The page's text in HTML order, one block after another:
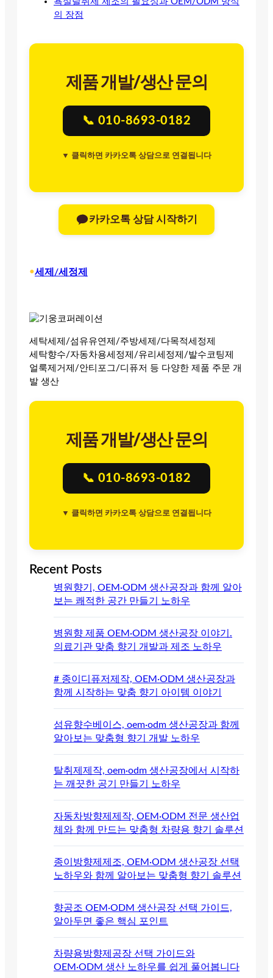
의 장점
제품 개발/생산 문의
📞 010-8693-0182
▼ 클릭하면 카카오톡 상담으로 연결됩니다
카카오톡 상담 시작하기
•세제/세정제
세탁세제/섬유유연제/주방세제/다목적세정제
세탁향수/자동차용세정제/유리세정제/발수코팅제
얼룩제거제/안티포그/디퓨저 등 다양한 제품 주문 개
발 생산
제품 개발/생산 문의
📞 010-8693-0182
▼ 클릭하면 카카오톡 상담으로 연결됩니다
Recent Posts
병원향기, OEM·ODM 생산공장과 함께 알아
보는 쾌적한 공간 만들기 노하우
병원향 제품 OEM·ODM 생산공장 이야기.
의료기관 맞춤 향기 개발과 제조 노하우
# 종이디퓨저제작, OEM·ODM 생산공장과
함께 시작하는 맞춤 향기 아이템 이야기
섬유향수베이스, oem·odm 생산공장과 함께
알아보는 맞춤형 향기 개발 노하우
탈취제제작, oem·odm 생산공장에서 시작하
는 깨끗한 공기 만들기 노하우
자동차방향제제작, OEM·ODM 전문 생산업
체와 함께 만드는 맞춤형 차량용 향기 솔루션
종이방향제제조, OEM·ODM 생산공장 선택
노하우와 함께 알아보는 맞춤형 향기 솔루션
향공조 OEM·ODM 생산공장 선택 가이드,
알아두면 좋은 핵심 포인트
차량용방향제공장 선택 가이드와
OEM·ODM 생산 노하우를 쉽게 풀어봅니다